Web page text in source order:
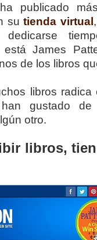
publicado
sutienda virtual
dedicarse
James
de los libros
libros
gustado
otro.
libros,